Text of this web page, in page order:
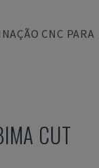
CNC PARA
CUT